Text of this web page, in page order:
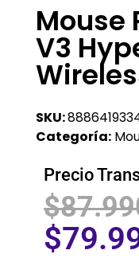
Mouse
V3
SKU:
Categoría:
Precio
$
$